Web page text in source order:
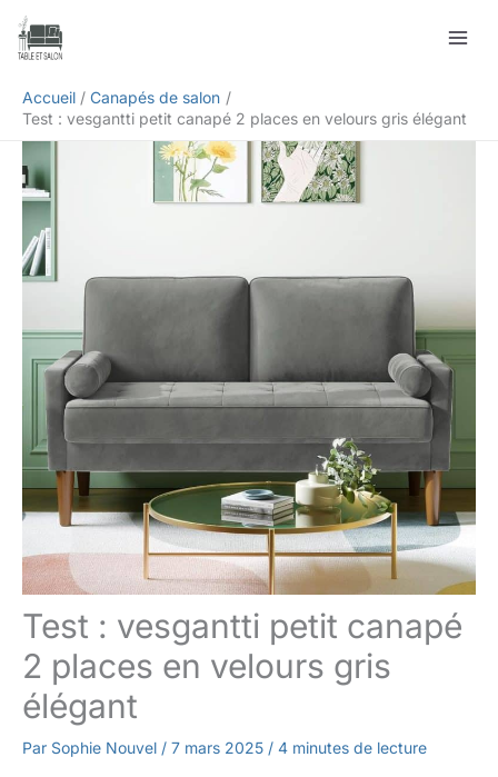
Aller
Accueil
Canapés de salon
Test : vesgantti petit canapé 2 places en velours gris élégant
Test : vesgantti petit canapé
2 places en velours gris
élégant
Par Sophie Nouvel / 7 mars 2025 / 4 minutes de lecture
Rechercher